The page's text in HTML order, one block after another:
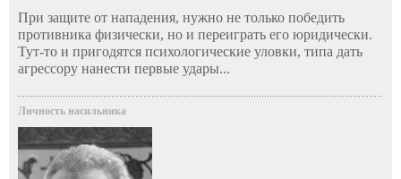
При защите от нападения, нужно не только победить
противника физически, но и переиграть его юридически.
Тут-то и пригодятся психологические уловки, типа дать
агрессору нанести первые удары...
Личность насильника